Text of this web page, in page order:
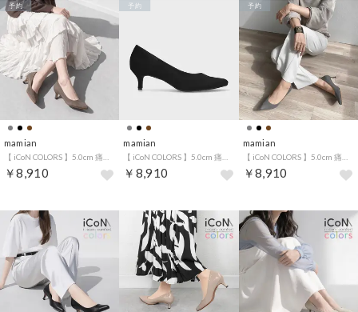
mamian
￥8,910
予約
mamian
￥8,910
予約
mamian
￥8,910
予約